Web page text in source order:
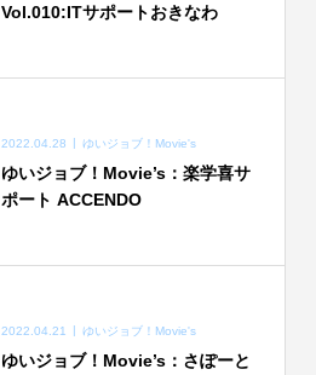
Vol.010:ITサポートおきなわ
2022.04.28 ゆいジョブ！Movie's
ゆいジョブ！Movie’s：楽学喜サ
ポート ACCENDO
2022.04.21 ゆいジョブ！Movie's
ゆいジョブ！Movie’s：さぽーと